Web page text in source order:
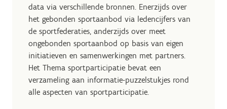
data via verschillende bronnen. Enerzijds over
het gebonden sportaanbod via ledencijfers van
de sportfederaties, anderzijds over meet
ongebonden sportaanbod op basis van eigen
initiatieven en samenwerkingen met partners.
Het Thema sportparticipatie bevat een
verzameling aan informatie-puzzelstukjes rond
alle aspecten van sportparticipatie.